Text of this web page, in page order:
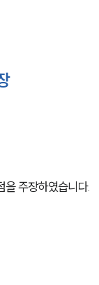
을 주장하였습니다.